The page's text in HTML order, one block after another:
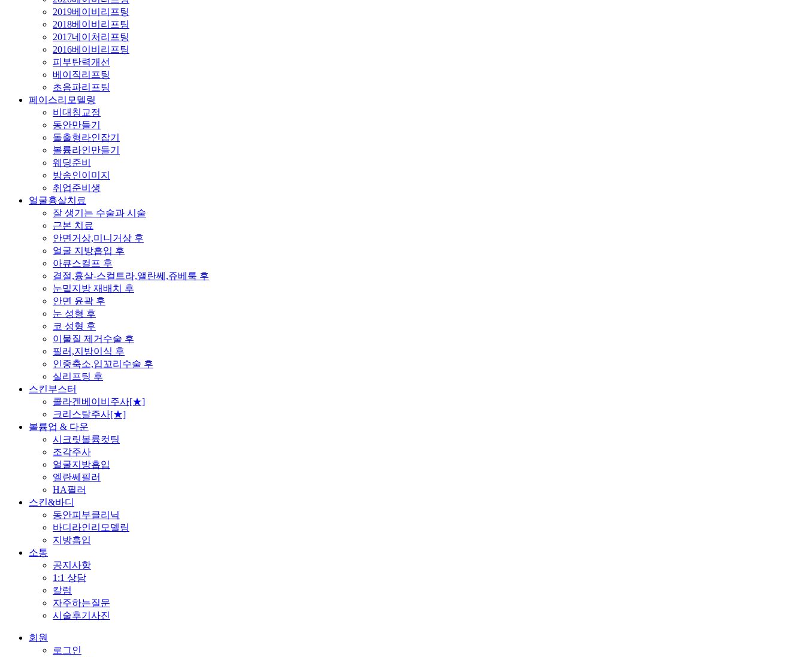
2019베이비리프팅
2018베이비리프팅
2017네이처리프팅
2016베이비리프팅
피부탄력개선
베이직리프팅
초음파리프팅
페이스리모델링
비대칭교정
동안만들기
돌출형라인잡기
볼륨라인만들기
웨딩준비
방송인이미지
취업준비생
얼굴흉살치료
잘 생기는 수술과 시술
근본 치료
안면거상,미니거상 후
얼굴 지방흡입 후
아큐스컬프 후
결절,흉살-스컬트라,앨란쎄,쥬베룩 후
눈밑지방 재배치 후
안면 윤곽 후
눈 성형 후
코 성형 후
이물질 제거수술 후
필러,지방이식 후
인중축소,입꼬리수술 후
실리프팅 후
스킨부스터
콜라겐베이비주사[★]
크리스탈주사[★]
볼륨업 & 다운
시크릿볼륨컷팅
조각주사
얼굴지방흡입
엘란쎄필러
HA필러
스킨&바디
동안피부클리닉
바디라인리모델링
지방흡입
소통
공지사항
1:1 상담
칼럼
자주하는질문
시술후기사진
회원
로그인